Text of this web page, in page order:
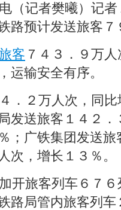
（记者樊曦）记者
路预计发送旅客７
客 ７４３．９万
运输安全有序。
．２万人次，同比
发送旅客１４２
；广铁集团发送
次，增长１３％。
开旅客列车６７６
路局管内旅客列车